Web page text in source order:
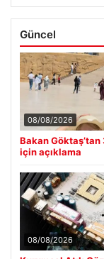
Güncel
08/08/2026
Bakan
için açıklama
08/08/2026